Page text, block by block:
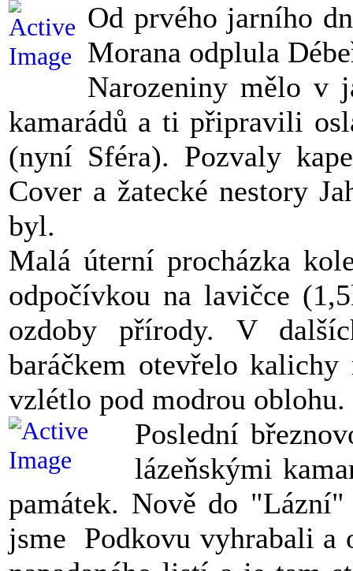
Od prvého jarního
Morana odplula
Narozeniny mělo v
kamarádů a ti připravili
(nyní Sféra). Pozvaly
Cover a žatecké nestory
byl.
Malá úterní procházka
odpočívkou na lavičce
ozdoby přírody. V
baráčkem otevřelo
vzlétlo pod modrou
Poslední
lázeňskými
památek. Nově do
jsme Podkovu vyhrabali a